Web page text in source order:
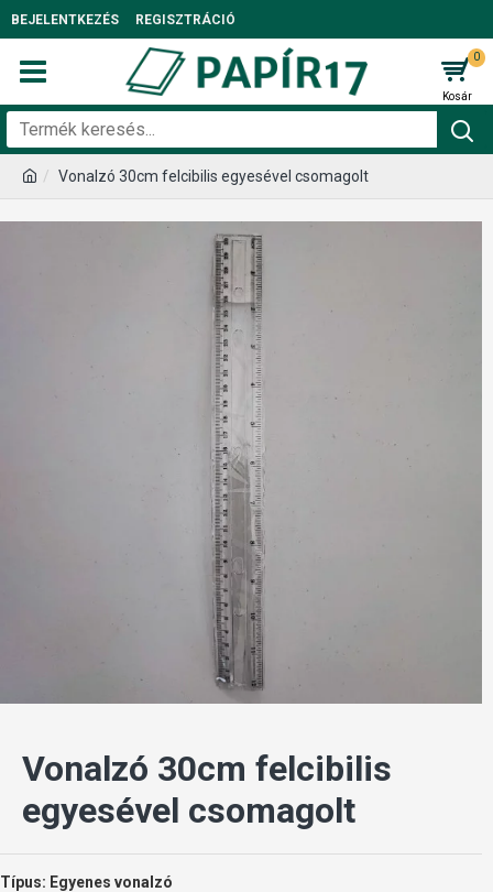
BEJELENTKEZÉS REGISZTRÁCIÓ
0
Vonalzó 30cm felcibilis egyesével csomagolt
Vonalzó 30cm felcibilis
egyesével csomagolt
Típus: Egyenes vonalzó